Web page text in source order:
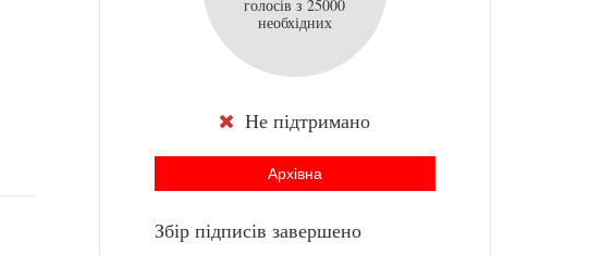
голосів з 25000
необхідних
Не підтримано
Архівна
Збір підписів завершено